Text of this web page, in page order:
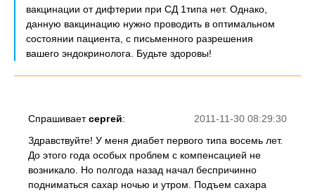
вакцинации от дифтерии при СД 1типа нет. Однако,
данную вакцинацию нужно проводить в оптимальном
состоянии пациента, с письменного разрешения
вашего эндокринолога. Будьте здоровы!
2011-11-30 08:29:30
Спрашиваетсергей:
Здравствуйте! У меня диабет первого типа восемь лет.
До этого года особых проблем с компенсацией не
возникало. Но полгода назад начал беспричинно
подниматься сахар ночью и утром. Подъем сахара